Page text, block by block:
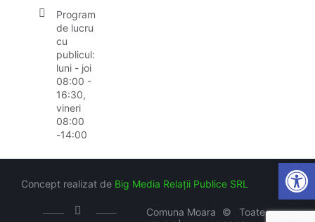
Program
de lucru
cu
publicul:
luni - joi
08:00 -
16:30,
vineri
08:00
-14:00
Comuna Moara
©
Toate
Concept realizat de Big Media Relații Publice SRL